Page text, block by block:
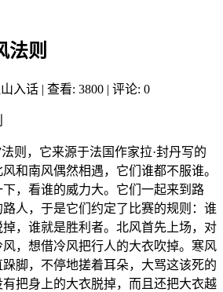
法则
入话 | 查看: 3800 | 评论: 0
则，它来源于法国作家拉·封丹写的
和南风偶然相遇，它们谁都不服谁。
，看谁的威力大。它们一起来到路
路人，于是它们约定了比赛的规则：谁
，谁就是胜利者。北风首先上场，对
，想借冷风把行人的大衣吹掉。寒风
脚，不停地搓着耳朵，大骂这该死的
把身上的大衣脱掉，而且还把大衣越